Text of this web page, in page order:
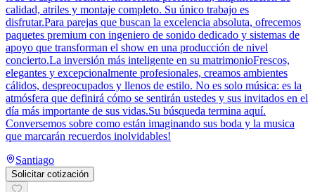
calidad, atriles y montaje completo. Su único trabajo es
disfrutar.Para parejas que buscan la excelencia absoluta, ofrecemos
paquetes premium con ingeniero de sonido dedicado y sistemas de
apoyo que transforman el show en una producción de nivel
concierto.La inversión más inteligente en su matrimonioFrescos,
elegantes y excepcionalmente profesionales, creamos ambientes
cálidos, despreocupados y llenos de estilo. No es solo música: es la
atmósfera que definirá cómo se sentirán ustedes y sus invitados en el
día más importante de sus vidas.Su búsqueda termina aquí.
Conversemos sobre como están imaginando sus boda y la musica
que marcarán recuerdos inolvidables!
Santiago
Solicitar cotización